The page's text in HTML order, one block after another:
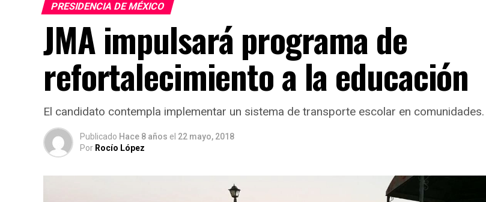
PRESIDENCIA DE MÉXICO
JMA impulsará programa de
refortalecimiento a la educación
El candidato contempla implementar un sistema de transporte escolar en comunidades.
Publicado Hace 8 años el 22 mayo, 2018
Por Rocío López